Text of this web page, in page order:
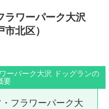
ラワーパーク大沢
北区）
ーパーク大沢 ドッグランの
要
フラワーパーク大